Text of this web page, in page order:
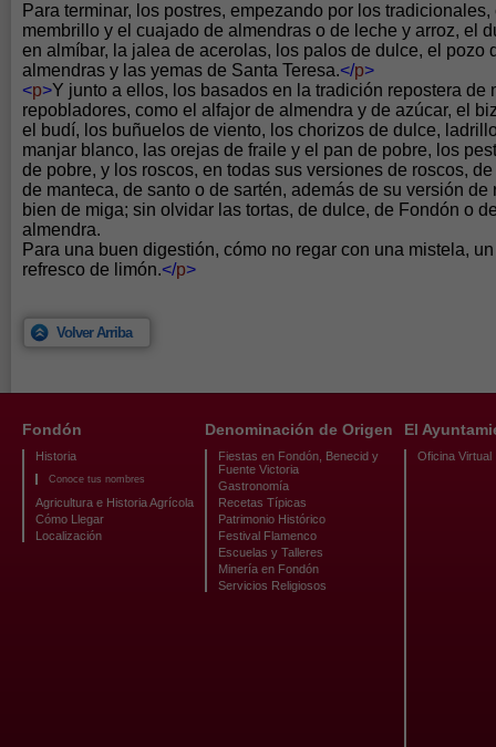
Para terminar, los postres, empezando por los
membrillo y el cuajado de almendras o de leche y arroz, el
en almíbar, la jalea de acerolas, los palos de dulce, el pozo
almendras y las yemas de Santa Teresa.</p>
<p>Y junto a ellos, los basados en la tradición repostera de
repobladores, como el alfajor de almendra y de azúcar, el
el budí, los buñuelos de viento, los chorizos de dulce,
manjar blanco, las orejas de fraile y el pan de pobre, los
de pobre, y los roscos, en todas sus versiones de roscos,
de manteca, de santo o de sartén, además de su versión
bien de miga; sin olvidar las tortas, de dulce, de Fondón o
almendra.
Para una buen digestión, cómo no regar con una mistela,
refresco de limón.</p>
Volver Arriba
Fondón
Historia
Conoce tus nombres
Agricultura e Historia Agrícola
Cómo Llegar
Localización
Denominación de Origen
Fiestas en Fondón, Benecid y
Fuente Victoria
Gastronomía
Recetas Típicas
Patrimonio Histórico
Festival Flamenco
Escuelas y Talleres
Minería en Fondón
Servicios Religiosos
El
Oficina Virtual